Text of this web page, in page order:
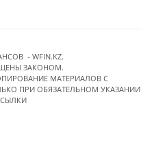
- WFIN.KZ.
ЗАКОНОМ.
МАТЕРИАЛОВ C
ПРИ ОБЯЗАТЕЛЬНОМ УКАЗАНИИ